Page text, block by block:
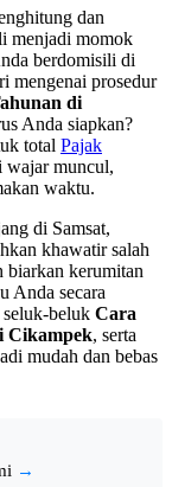
dan
menjadi momok
berdomisili di
mengenai prosedur
di
Anda siapkan?
total Pajak
wajar muncul,
waktu.
di Samsat,
khawatir salah
biarkan kerumitan
Anda secara
beluk Cara
Cikampek, serta
mudah dan bebas
→